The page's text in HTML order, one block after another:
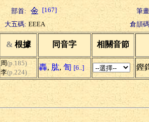
部首: [167]
筆
大五碼: EEEA 倉頡
& 根據 同音字 相關音節
周(p.185)
李(p.224)
轟, 肱, 訇 [6..] 鏗